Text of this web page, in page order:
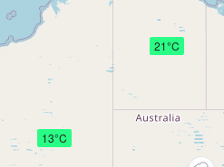
13°C
21°C